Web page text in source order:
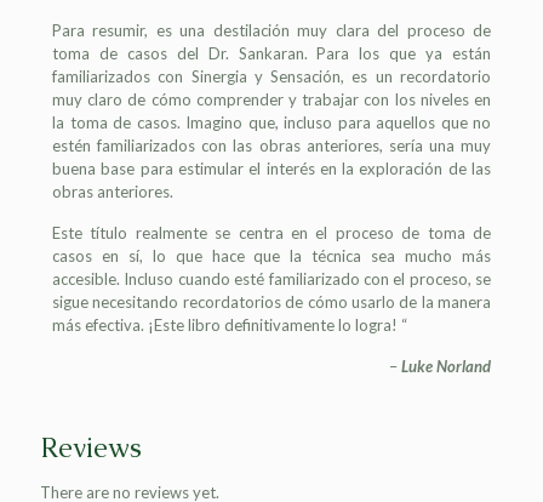
Para resumir, es una destilación muy clara del proceso de
toma de casos del Dr. Sankaran. Para los que ya están
familiarizados con Sinergia y Sensación, es un recordatorio
muy claro de cómo comprender y trabajar con los niveles en
la toma de casos. Imagino que, incluso para aquellos que no
estén familiarizados con las obras anteriores, sería una muy
buena base para estimular el interés en la exploración de las
obras anteriores.
Este título realmente se centra en el proceso de toma de
casos en sí, lo que hace que la técnica sea mucho más
accesible. Incluso cuando esté familiarizado con el proceso, se
sigue necesitando recordatorios de cómo usarlo de la manera
más efectiva. ¡Este libro definitivamente lo logra! “
–Luke Norland
Reviews
There are no reviews yet.